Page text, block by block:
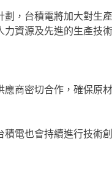
劃，台積電將加大對生
資源及先進的生產技
應商密切合作，確保原
積電也會持續進行技術